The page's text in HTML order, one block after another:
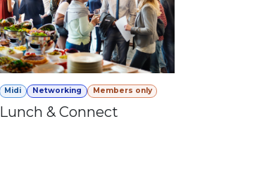
Midi Networking Members only
Lunch & Connect